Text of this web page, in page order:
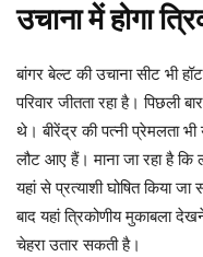
उचाना में होगा
बांगर बेल्ट की उचाना सीट भी
परिवार जीतता रहा है। पिछली
थे। बीरेंद्र की पत्नी प्रेमलता
लौट आए हैं। माना जा रहा है
यहां से प्रत्याशी घोषित किया
बाद यहां त्रिकोणीय मुकाबला
चेहरा उतार सकती है।